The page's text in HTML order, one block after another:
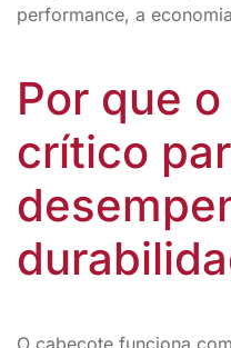
performance, a
Por que
crítico
O cabeçote funciona